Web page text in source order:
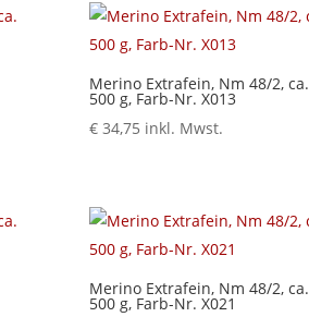
Merino Extrafein, Nm 48/2, ca.
500 g, Farb-Nr. X013
€34,75 inkl. Mwst.
Merino Extrafein, Nm 48/2, ca.
500 g, Farb-Nr. X021